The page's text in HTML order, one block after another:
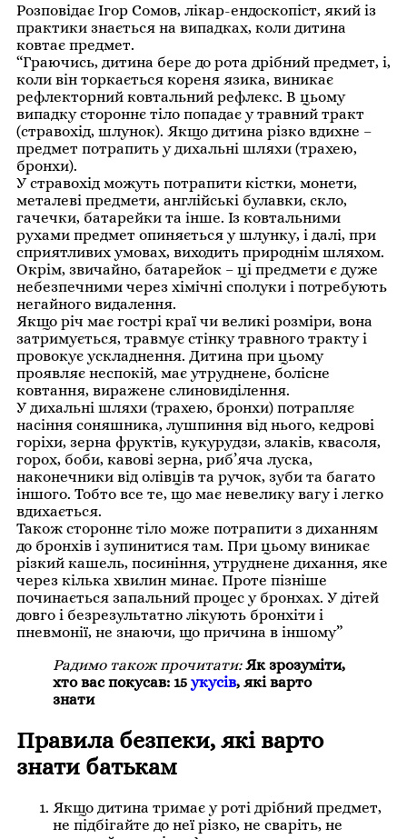
Розповідає Ігор Сомов, лікар-ендоскопіст, який із
практики знається на випадках, коли дитина
ковтає предмет.
“Граючись, дитина бере до рота дрібний предмет, і,
коли він торкається кореня язика, виникає
рефлекторний ковтальний рефлекс. В цьому
випадку стороннє тіло попадає у травний тракт
(стравохід, шлунок). Якщо дитина різко вдихне –
предмет потрапить у дихальні шляхи (трахею,
бронхи).
У стравохід можуть потрапити кістки, монети,
металеві предмети, англійські булавки, скло,
гачечки, батарейки та інше. Із ковтальними
рухами предмет опиняється у шлунку, і далі, при
сприятливих умовах, виходить природнім шляхом.
Окрім, звичайно, батарейок – ці предмети є дуже
небезпечними через хімічні сполуки і потребують
негайного видалення.
Якщо річ має гострі краї чи великі розміри, вона
затримується, травмує стінку травного тракту і
провокує ускладнення. Дитина при цьому
проявляє неспокій, має утруднене, болісне
ковтання, виражене слиновиділення.
У дихальні шляхи (трахею, бронхи) потрапляє
насіння соняшника, лушпиння від нього, кедрові
горіхи, зерна фруктів, кукурудзи, злаків, квасоля,
горох, боби, кавові зерна, риб’яча луска,
наконечники від олівців та ручок, зуби та багато
іншого. Тобто все те, що має невелику вагу і легко
вдихається.
Також стороннє тіло може потрапити з диханням
до бронхів і зупинитися там. При цьому виникає
різкий кашель, посиніння, утруднене дихання, яке
через кілька хвилин минає. Проте пізніше
починається запальний процес у бронхах. У дітей
довго і безрезультатно лікують бронхіти і
пневмонії, не знаючи, що причина в іншому”
Радимо також прочитати: Як зрозуміти,
хто вас покусав: 15 укусів, які варто
знати
Правила безпеки, які варто
знати батькам
Якщо дитина тримає у роті дрібний предмет,
не підбігайте до неї різко, не сваріть, не